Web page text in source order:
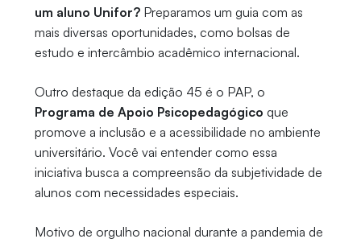
um aluno Unifor?Preparamos um guia com as
mais diversas oportunidades, como bolsas de
estudo e intercâmbio acadêmico internacional.
Outro destaque da edição 45 é o PAP, o
Programa de Apoio Psicopedagógico que
promove a inclusão e a acessibilidade no ambiente
universitário. Você vai entender como essa
iniciativa busca a compreensão da subjetividade de
alunos com necessidades especiais.
Motivo de orgulho nacional durante a pandemia de